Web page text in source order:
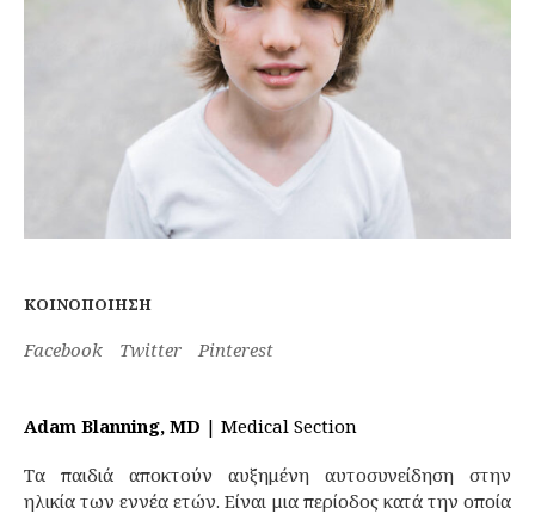
ΚΟΙΝΟΠΟΊΗΣΗ
Facebook Twitter Pinterest
Adam Blanning, MD | Medical Section
Τα παιδιά αποκτούν αυξημένη αυτοσυνείδηση στην
ηλικία των εννέα ετών. Είναι μια περίοδος κατά την οποία